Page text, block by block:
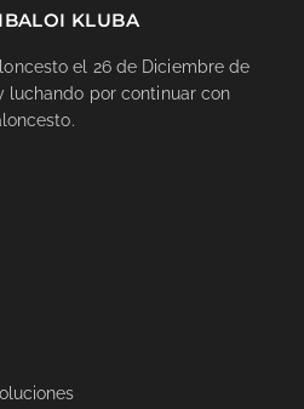
KLUBA
el 26 de Diciembre de
luchando por continuar con